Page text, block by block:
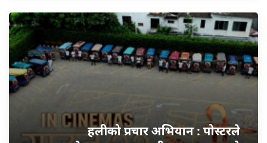
हलीको प्रचार अभियान : पोस्टरले